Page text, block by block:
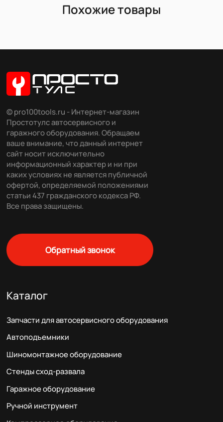
Похожие товары
© pro100tools.ru - Интернет-магазин
Простотулс автосервисного и
гаражного оборудования. Обращаем
ваше внимание, что данный интернет
сайт носит исключительно
информационный характер и ни при
каких условиях не является публичной
офертой, определяемой положениями
статьи 437 гражданского кодекса РФ.
Все права защищены.
Обратный звонок
Каталог
Запчасти для автосервисного оборудования
Автоподъемники
Шиномонтажное оборудование
Стенды сход-развала
Гаражное оборудование
Ручной инструмент